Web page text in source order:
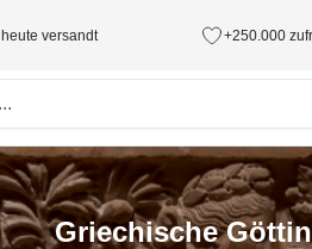
versandt +250.000
Griechische